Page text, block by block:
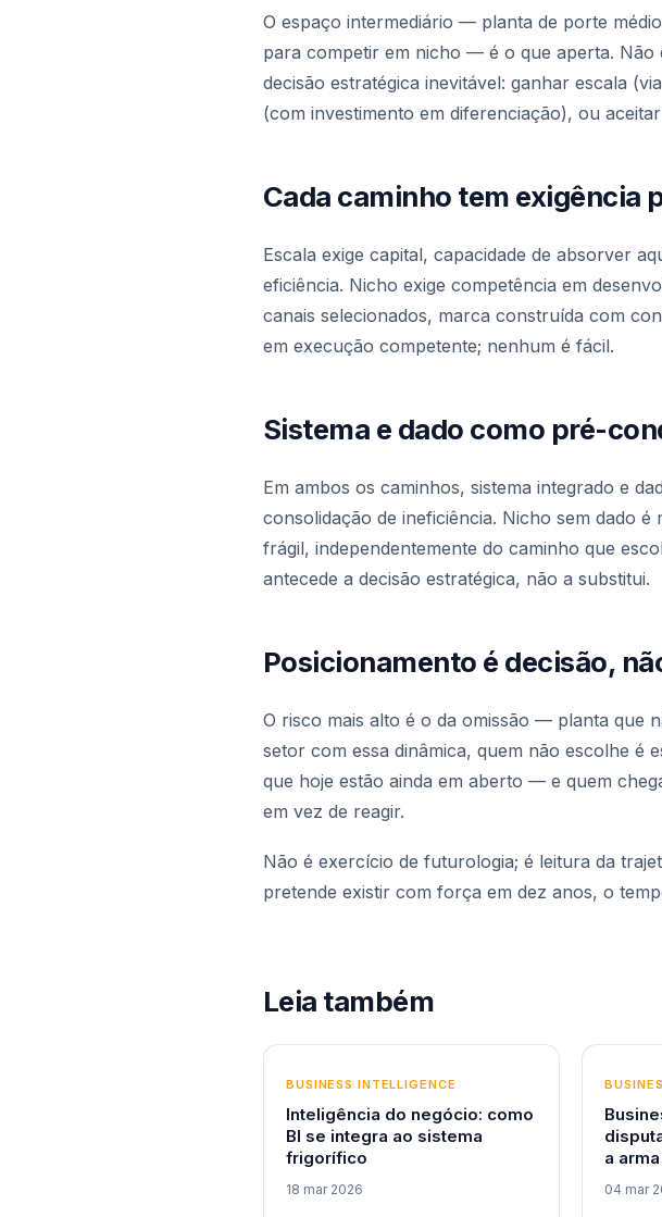
O espaço intermediário — planta de porte
para competir em nicho — é o que aperta. Não
decisão estratégica inevitável: ganhar escala
(com investimento em diferenciação), ou
Cada caminho tem exigência
Escala exige capital, capacidade de absorver
eficiência. Nicho exige competência em
canais selecionados, marca construída com
em execução competente; nenhum é fácil.
Sistema e dado como pré-
Em ambos os caminhos, sistema integrado e
consolidação de ineficiência. Nicho sem dado
frágil, independentemente do caminho que
antecede a decisão estratégica, não a substitui.
Posicionamento é decisão,
O risco mais alto é o da omissão — planta que
setor com essa dinâmica, quem não escolhe é
que hoje estão ainda em aberto — e quem
em vez de reagir.
Não é exercício de futurologia; é leitura da
pretende existir com força em dez anos, o
Leia também
BUSINESS INTELLIGENCE
Inteligência do negócio: como
BI se integra ao sistema
frigorífico
18 mar 2026
a
04 mar